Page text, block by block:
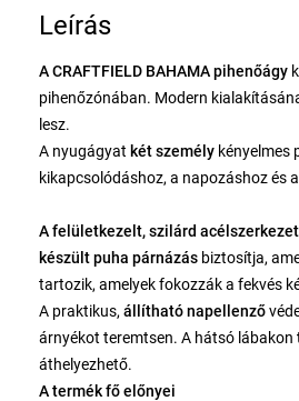
Leírás
A CRAFTFIELD BAHAMA pihenőágy
pihenőzónában. Modern
lesz.
A nyugágyat két személy kényelmes
kikapcsolódáshoz, a napozáshoz és
A felületkezelt, szilárd acélszerkezet
készült puha párnázás biztosítja,
tartozik, amelyek fokozzák a fekvés
A praktikus, állítható napellenző
árnyékot teremtsen. A hátsó lábakon
áthelyezhető.
A termék fő előnyei